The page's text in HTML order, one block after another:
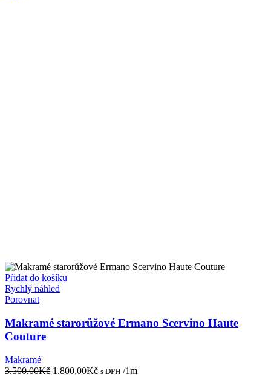
Přidat do košíku
Rychlý náhled
Porovnat
Makramé starorůžové Ermano Scervino Haute
Couture
Makramé
3.500,00Kč Původní
1.800,00KčAktuální
s DPH /1m